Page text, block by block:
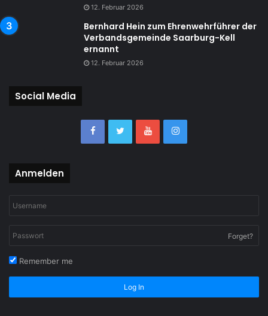
12. Februar 2026
Bernhard Hein zum Ehrenwehrführer der
Verbandsgemeinde Saarburg-Kell
ernannt
12. Februar 2026
Social Media
Anmelden
Forget?
Remember me
Log In